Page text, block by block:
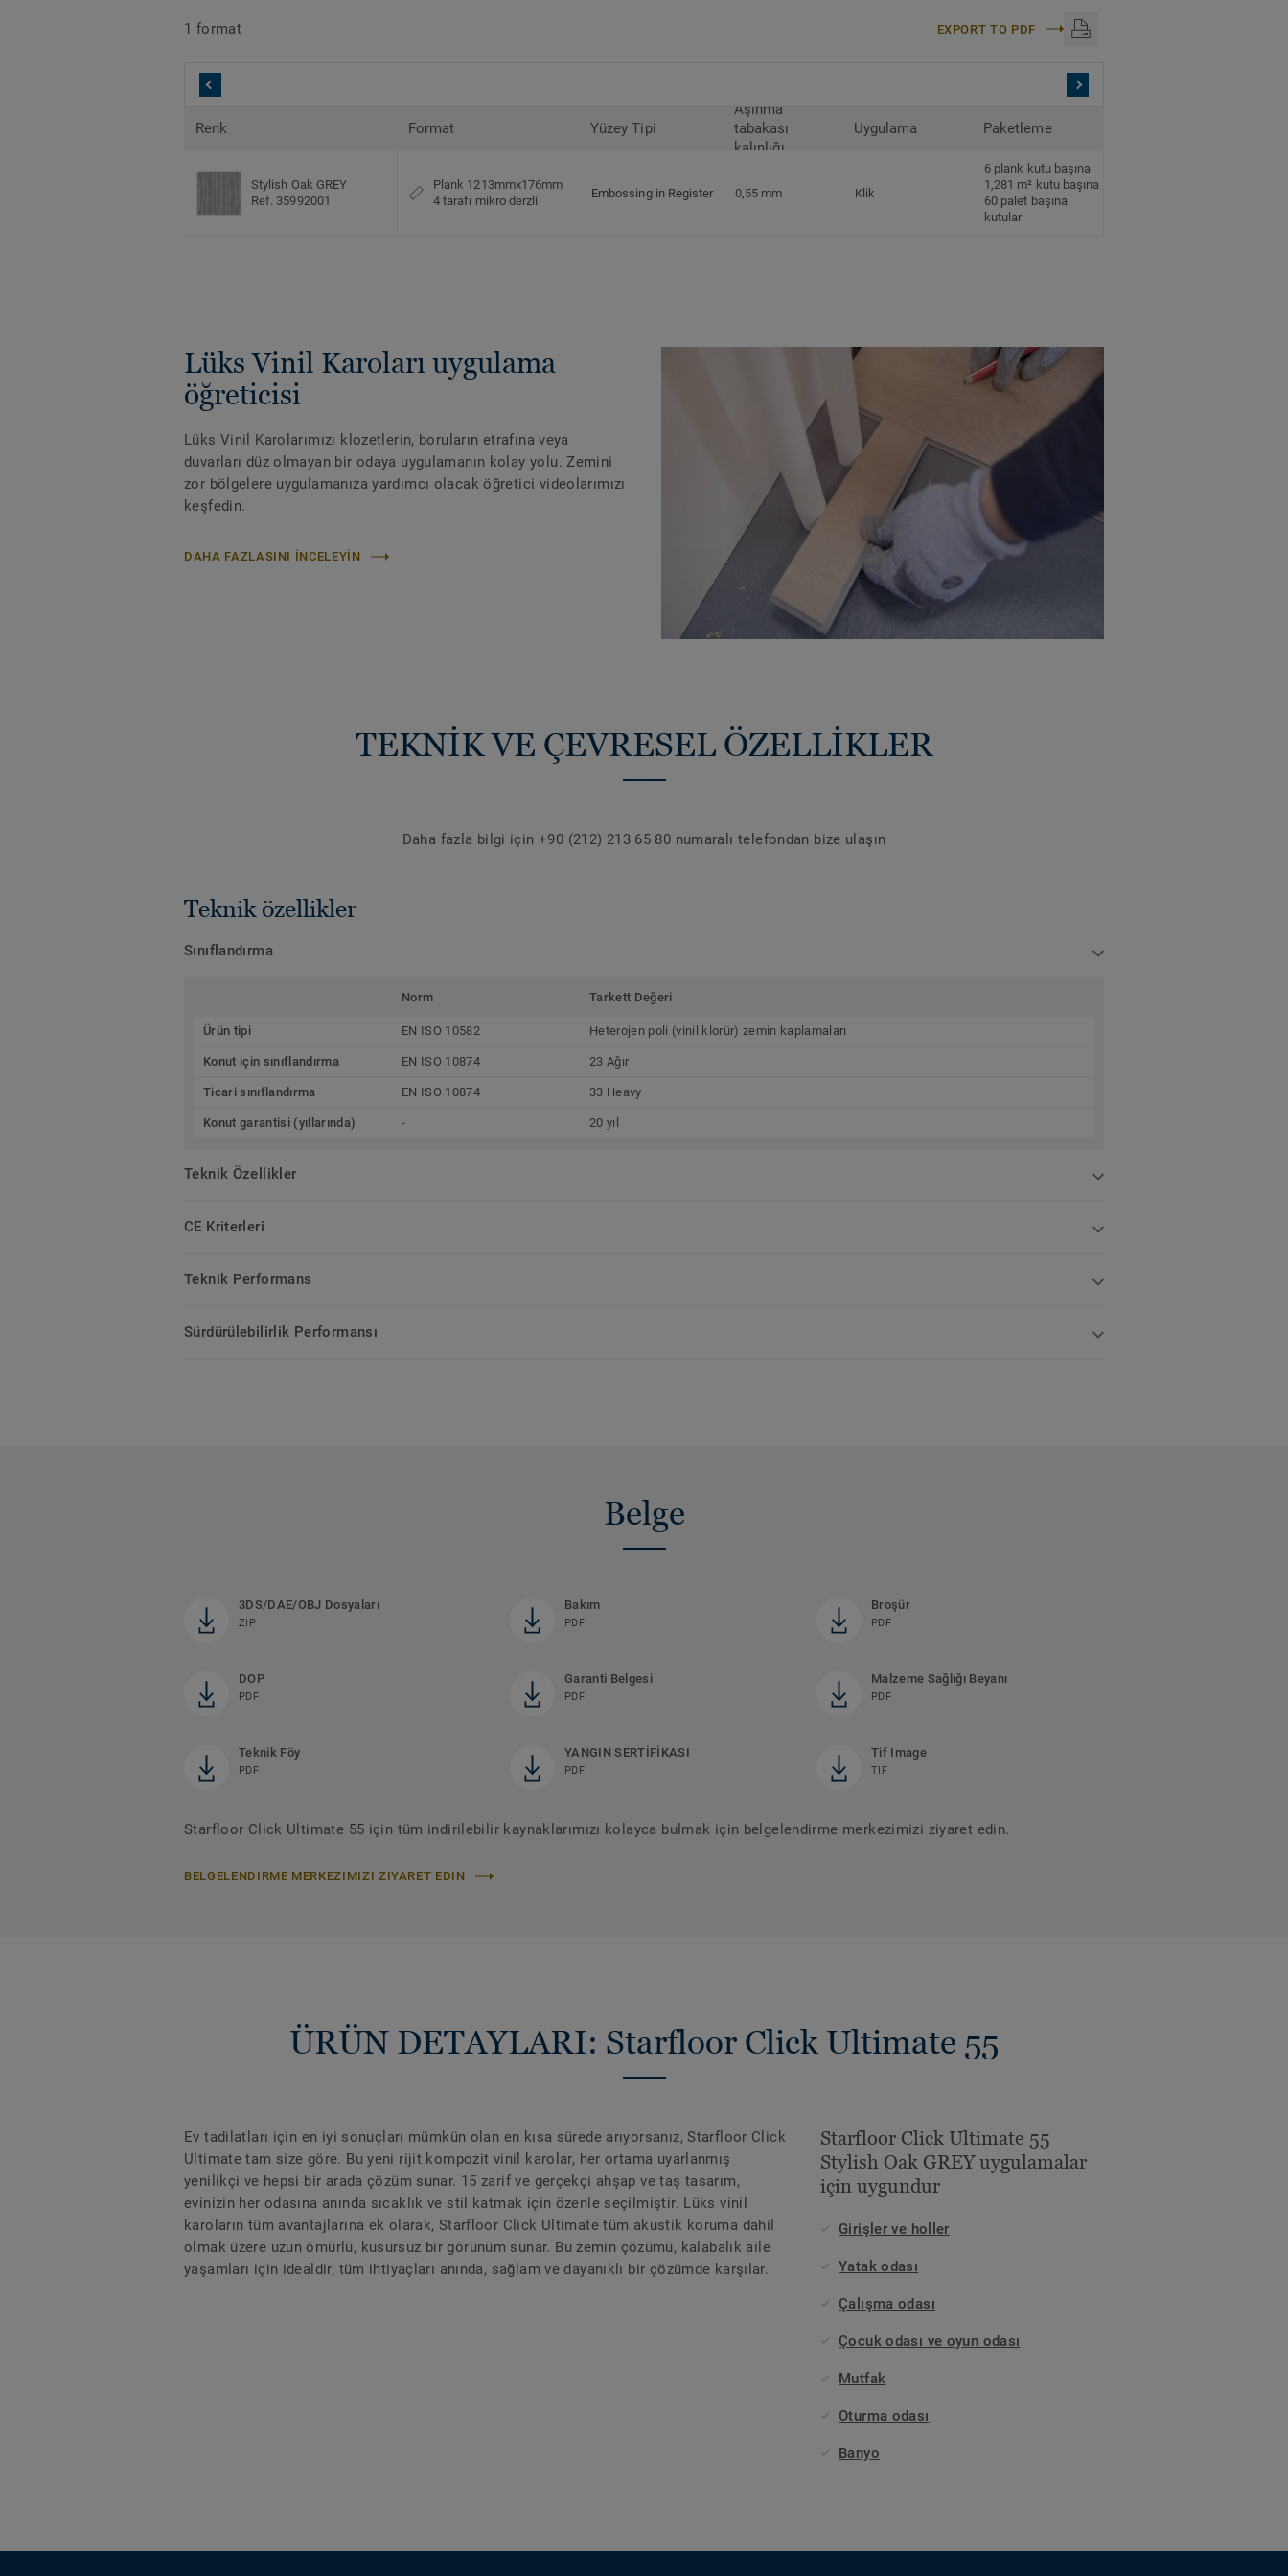
1 format EXPORT TO PDF
Renk Format Yüzey Tipi
Aşınma
tabakası
kalınlığı
Uygulama Paketleme
Stylish Oak GREY
Ref. 35992001
Plank 1213mmx176mm
4 tarafı mikro derzli
Embossing in Register 0,55 mm Klik
6 plank kutu başına
1,281 m² kutu başına
60 palet başına
kutular
Lüks Vinil Karoları uygulama
öğreticisi
Lüks Vinil Karolarımızı klozetlerin, boruların etrafına veya
duvarları düz olmayan bir odaya uygulamanın kolay yolu. Zemini
zor bölgelere uygulamanıza yardımcı olacak öğretici videolarımızı
keşfedin.
DAHA FAZLASINI INCELEYIN
TEKNİK VE ÇEVRESEL ÖZELLİKLER
Daha fazla bilgi için +90 (212) 213 65 80 numaralı telefondan bize ulaşın
Teknik özellikler
Sınıflandırma
Norm Tarkett Değeri
Ürün tipi EN ISO 10582 Heterojen poli (vinil klorür) zemin kaplamaları
Konut için sınıflandırma EN ISO 10874 23 Ağır
Ticari sınıflandırma EN ISO 10874 33 Heavy
Konut garantisi (yıllarında) - 20 yıl
Teknik Özellikler
CE Kriterleri
Teknik Performans
Sürdürülebilirlik Performansı
Belge
3DS/DAE/OBJ Dosyaları
ZIP
Bakım
PDF
Broşür
PDF
DOP
PDF
Garanti Belgesi
PDF
Malzeme Sağlığı Beyanı
PDF
Teknik Föy
PDF
YANGIN SERTİFİKASI
PDF
Tif Image
TIF
Starfloor Click Ultimate 55 için tüm indirilebilir kaynaklarımızı kolayca bulmak için belgelendirme merkezimizi ziyaret edin.
BELGELENDIRME MERKEZIMIZI ZIYARET EDIN
ÜRÜN DETAYLARI: Starfloor Click Ultimate 55
Ev tadilatları için en iyi sonuçları mümkün olan en kısa sürede arıyorsanız, Starfloor Click
Ultimate tam size göre. Bu yeni rijit kompozit vinil karolar, her ortama uyarlanmış
yenilikçi ve hepsi bir arada çözüm sunar. 15 zarif ve gerçekçi ahşap ve taş tasarım,
evinizin her odasına anında sıcaklık ve stil katmak için özenle seçilmiştir. Lüks vinil
karoların tüm avantajlarına ek olarak, Starfloor Click Ultimate tüm akustik koruma dahil
olmak üzere uzun ömürlü, kusursuz bir görünüm sunar. Bu zemin çözümü, kalabalık aile
yaşamları için idealdir, tüm ihtiyaçları anında, sağlam ve dayanıklı bir çözümde karşılar.
Starfloor Click Ultimate 55
Stylish Oak GREY uygulamalar
için uygundur
Girişler ve holler
Yatak odası
Çalışma odası
Çocuk odası ve oyun odası
Mutfak
Oturma odası
Banyo